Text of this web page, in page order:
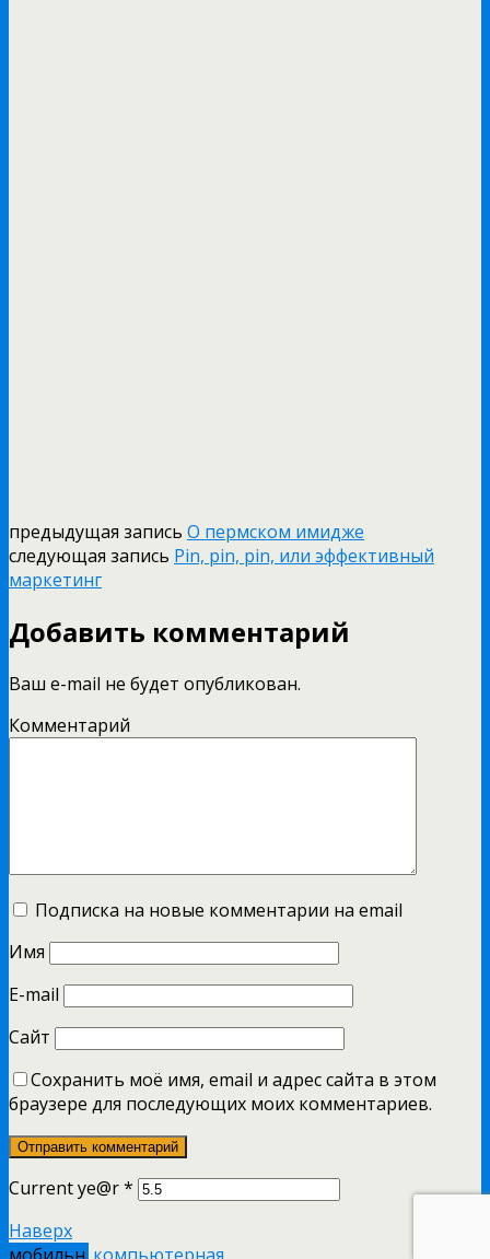
предыдущая запись О пермском имидже
следующая запись Pin, pin, pin, или эффективный
маркетинг
Добавить комментарий
Ваш e-mail не будет опубликован.
Комментарий
Подписка на новые комментарии на email
Имя
E-mail
Сайт
Сохранить моё имя, email и адрес сайта в этом
браузере для последующих моих комментариев.
Current ye@r*
Наверх